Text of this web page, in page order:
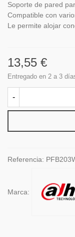
Soporte de pared
Compatible con
Le permite alojar
13,55 €
Entregado en 2 a 3
-
Referencia:
Marca: